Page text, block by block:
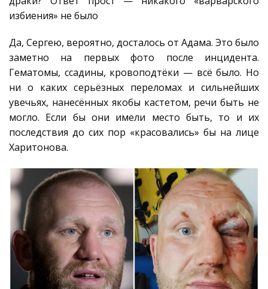
избиения» не было
Да, Сергею, вероятно, досталось от Адама. Это было
заметно на первых фото после инцидента.
Гематомы, ссадины, кровоподтёки — всё было. Но
ни о каких серьёзных переломах и сильнейших
увечьях, нанесённых якобы кастетом, речи быть не
могло. Если бы они имели место быть, то и их
последствия до сих пор «красовались» бы на лице
Харитонова.